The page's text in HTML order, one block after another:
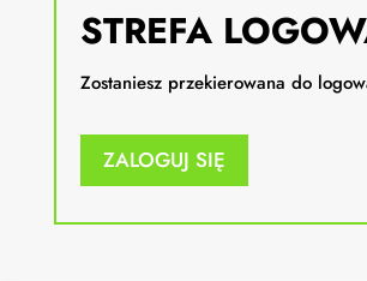
STREFA
Zostaniesz przekierowana do
ZALOGUJ SIĘ